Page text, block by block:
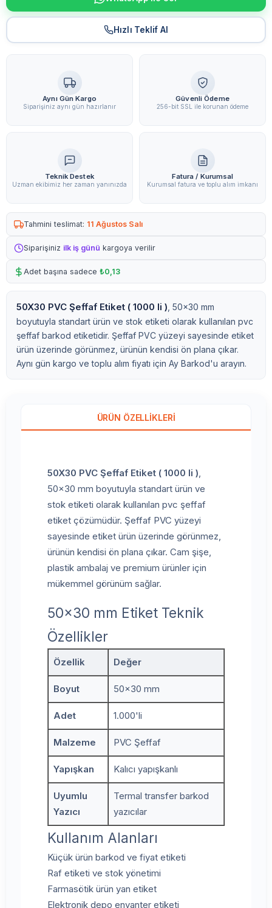
Hızlı Teklif Al
Aynı Gün Kargo
Siparişiniz aynı gün hazırlanır
Güvenli Ödeme
256-bit SSL ile korunan ödeme
Teknik Destek
Uzman ekibimiz her zaman yanınızda
Fatura / Kurumsal
Kurumsal fatura ve toplu alım imkanı
Tahmini teslimat: 11 Ağustos Salı
Siparişiniz ilk iş günü kargoya verilir
Adet başına sadece ₺0,13
50X30 PVC Şeffaf Etiket ( 1000 li ) , 50x30 mm
boyutuyla standart ürün ve stok etiketi olarak kullanılan pvc
şeffaf barkod etiketidir. Şeffaf PVC yüzeyi sayesinde etiket
ürün üzerinde görünmez, ürünün kendisi ön plana çıkar.
Aynı gün kargo ve toplu alım fiyatı için Ay Barkod'u arayın.
ÜRÜN ÖZELLIKLERI
50X30 PVC Şeffaf Etiket ( 1000 li ),
50x30 mm boyutuyla standart ürün ve
stok etiketi olarak kullanılan pvc şeffaf
etiket çözümüdür. Şeffaf PVC yüzeyi
sayesinde etiket ürün üzerinde görünmez,
ürünün kendisi ön plana çıkar. Cam şişe,
plastik ambalaj ve premium ürünler için
mükemmel görünüm sağlar.
50x30 mm Etiket Teknik
Özellikler
Özellik Değer
Boyut 50x30 mm
Adet 1.000'li
Malzeme PVC Şeffaf
Yapışkan Kalıcı yapışkanlı
Uyumlu
Yazıcı
Termal transfer barkod
yazıcılar
Kullanım Alanları
Küçük ürün barkod ve fiyat etiketi
Raf etiketi ve stok yönetimi
Farmasötik ürün yan etiket
Elektronik depo envanter etiketi